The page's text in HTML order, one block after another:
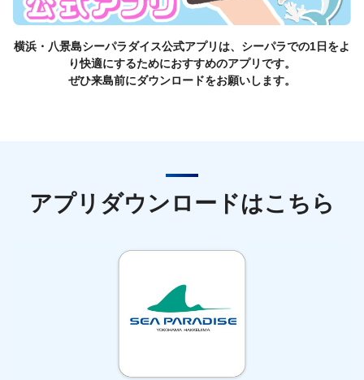
横浜・八景島シーパラダイス公式アプリは、シーパラでの1日をよ
り快適にするためにおすすめのアプリです。
ぜひ来島前にダウンロードをお願いします。
アプリダウンロードはこちら